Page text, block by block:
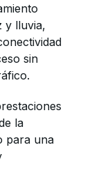
y lluvia,
sin
la
para una